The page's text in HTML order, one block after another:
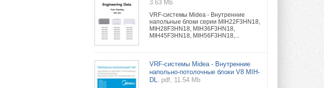
3.63 Mb
VRF-системы Midea - Внутренние
напольные блоки серии MIH22F3HN18,
MIH28F3HN18, MIH36F3HN18,
MIH45F3HN18, MIH56F3HN18,...
VRF-системы Midea - Внутренние
напольно-потолочные блоки V8 MIH-
DL.
pdf, 11.54 Mb